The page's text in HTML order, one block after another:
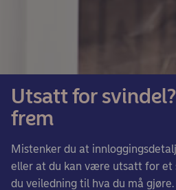
Utsatt for
frem
Mistenker du at
eller at du kan være utsatt for et
du veiledning til hva du må gjøre.